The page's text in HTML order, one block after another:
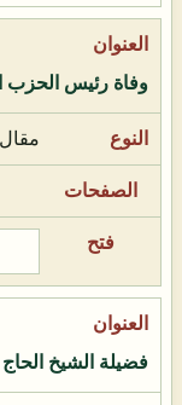
وفاة رئيس الحزب
فضيلة الشيخ